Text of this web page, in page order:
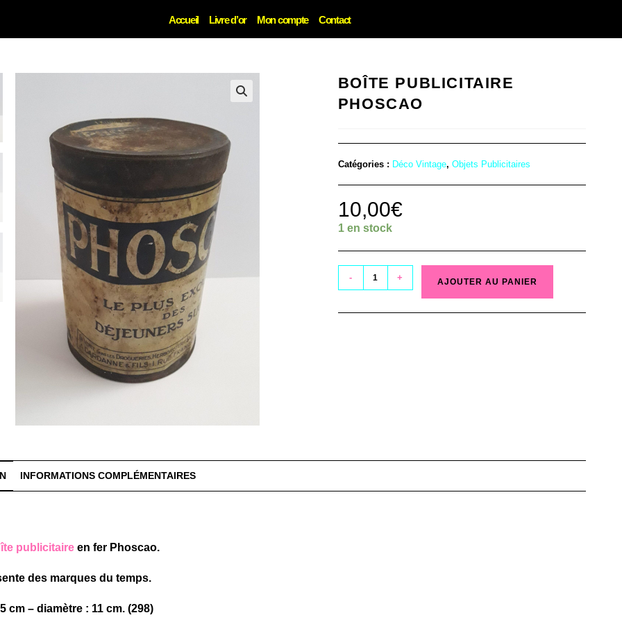
Accueil Livre d’or Mon compte Contact
BOÎTE PUBLICITAIRE
PHOSCAO
Catégories : Déco Vintage, Objets Publicitaires
10,00€
1 en stock
- + AJOUTER AU PANIER
INFORMATIONS COMPLÉMENTAIRES
publicitaire en fer Phoscao.
des marques du temps.
cm – diamètre : 11 cm. (298)